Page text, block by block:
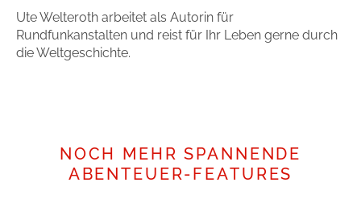
Ute Welteroth arbeitet als Autorin für
Rundfunkanstalten und reist für Ihr Leben gerne durch
die Weltgeschichte.
NOCH MEHR SPANNENDE
ABENTEUER-FEATURES